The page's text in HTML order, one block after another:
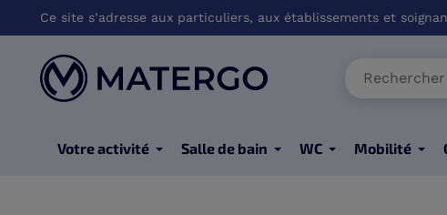
Ce site s’adresse aux particuliers, aux établissements et
Votre activité Salle de bain WC Mobilité